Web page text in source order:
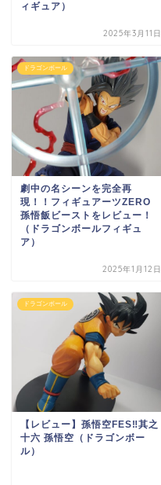
ィギュア）
2025年3月11日
ドラゴンボール
劇中の名シーンを完全再
現！！フィギュアーツZERO
孫悟飯ビーストをレビュー！
（ドラゴンボールフィギュ
ア）
2025年1月12日
ドラゴンボール
【レビュー】孫悟空FES‼其之
十六 孫悟空（ドラゴンボー
ル）